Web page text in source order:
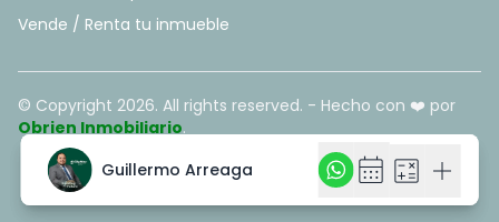
Guillermo Arreaga calendar_month calculate add
Guillermo Arreaga calendar_month calculate add
Vende / Renta tu inmueble
© Copyright 2026. All rights reserved. - Hecho con ❤️ por
Obrien Inmobiliario.